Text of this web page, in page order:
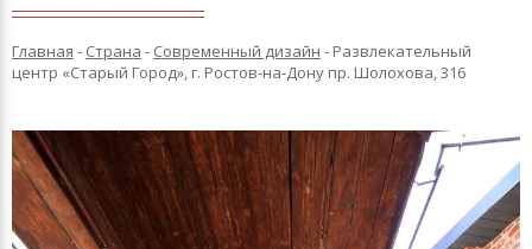
Главная - Страна - Современный дизайн - Развлекательный
центр «Старый Город», г. Ростов-на-Дону пр. Шолохова, 316